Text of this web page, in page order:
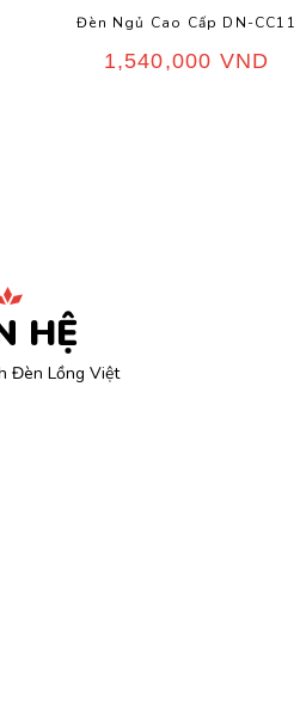
Đèn Ngủ Cao Cấp DN-CC11
1,540,000 VND
HỆ
Đèn Lồng Việt